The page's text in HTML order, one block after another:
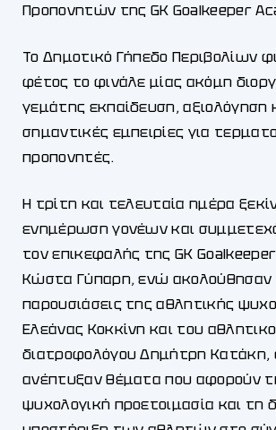
Προπονητών της GK Goalkeeper
Το Δημοτικό Γήπεδο Περιβολίων
φέτος το φινάλε μίας ακόμη
γεμάτης εκπαίδευση, αξιολόγηση
σημαντικές εμπειρίες για
προπονητές.
Η τρίτη και τελευταία ημέρα
ενημέρωση γονέων και
τον επικεφαλής της GK
Κώστα Γύπαρη, ενώ ακολούθησαν
παρουσιάσεις της αθλητικής
Ελεάνας Κοκκίνη και του
διατροφολόγου Δημήτρη Κατάκη,
ανέπτυξαν θέματα που αφορούν
ψυχολογική προετοιμασία και τη